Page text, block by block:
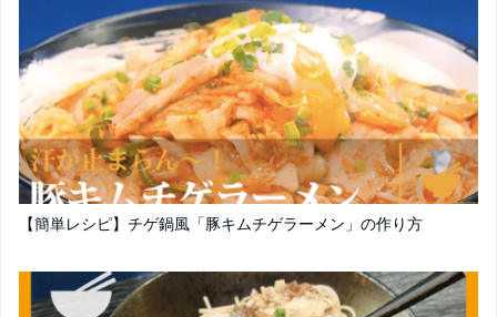
【簡単レシピ】チゲ鍋風「豚キムチゲラーメン」の作り方